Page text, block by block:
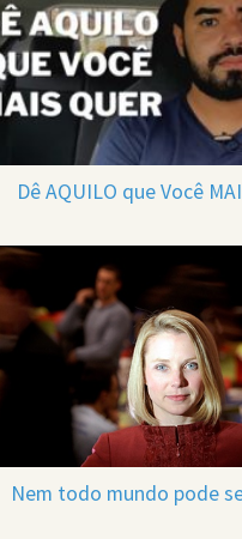
Dê AQUILO que Você
Nem todo mundo pode